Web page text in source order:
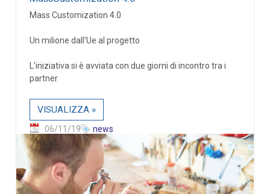
Mass Customization 4.0
Un milione dall'Ue al progetto
L'iniziativa si è avviata con due giorni di incontro tra i
partner
VISUALIZZA »
06/11/19 news